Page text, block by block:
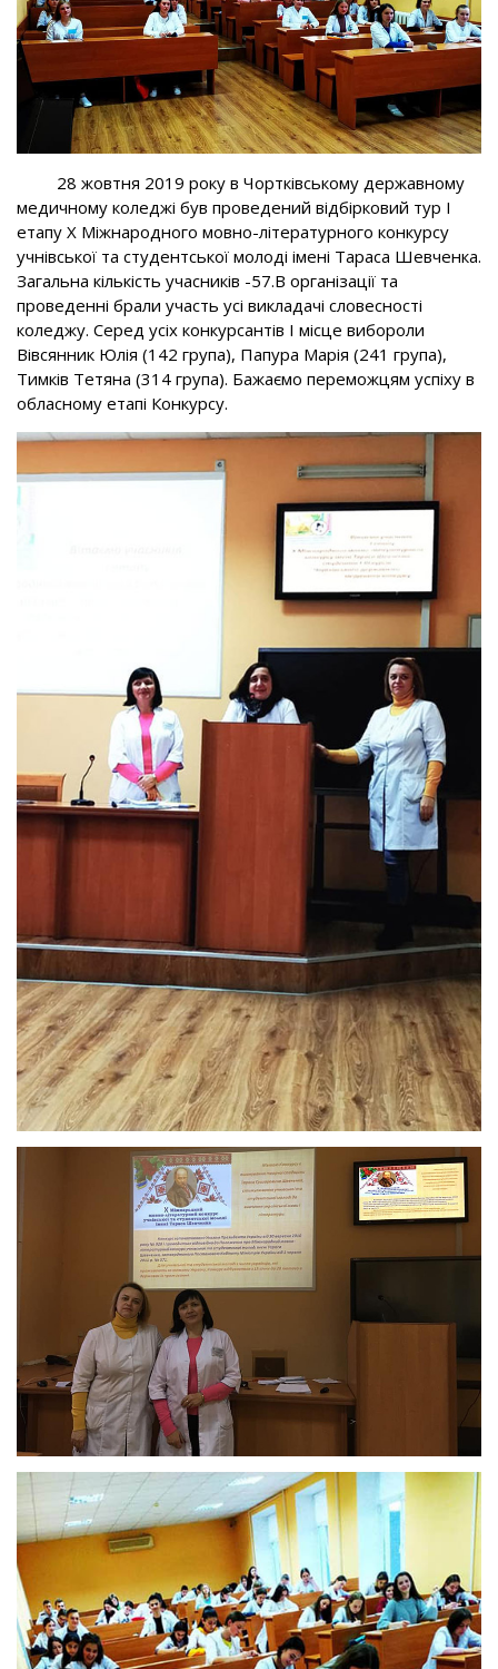
28 жовтня 2019 року в Чортківському державному
медичному коледжі був проведений відбірковий тур І
етапу Х Міжнародного мовно-літературного конкурсу
учнівської та студентської молоді імені Тараса Шевченка.
Загальна кількість учасників -57.В організації та
проведенні брали участь усі викладачі словесності
коледжу. Серед усіх конкурсантів І місце вибороли
Вівсянник Юлія (142 група), Папура Марія (241 група),
Тимків Тетяна (314 група). Бажаємо переможцям успіху в
обласному етапі Конкурсу.